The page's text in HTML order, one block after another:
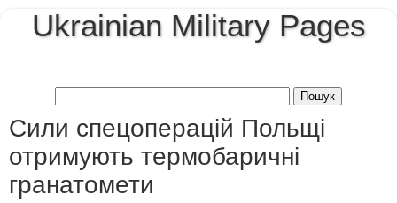
Ukrainian Military Pages
Сили спецоперацій Польщі
отримують термобаричні
гранатомети